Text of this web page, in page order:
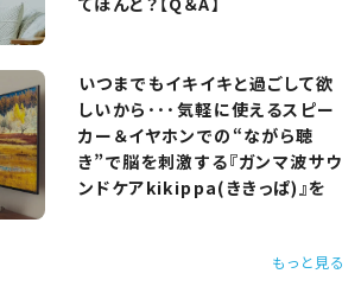
いつまでもイキイキと過ごして欲
しいから･･･気軽に使えるスピー
カー＆イヤホンでの“ながら聴
き”で脳を刺激する『ガンマ波サウ
ンドケアkikippa(ききっぱ)』を
もっと見る